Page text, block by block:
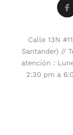
Calle 13N
Santander) //
atención :
2:30 pm a